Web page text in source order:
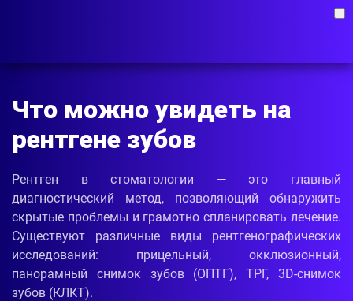
Что можно увидеть на
рентгене зубов
Рентген в стоматологии — это главный
диагностический метод, позволяющий обнаружить
скрытые проблемы и грамотно спланировать лечение.
Существуют различные виды рентгенографических
исследований: прицельный, окклюзионный,
панорамный снимок зубов (ОПТГ), ТРГ, 3D-снимок
зубов (КЛКТ).